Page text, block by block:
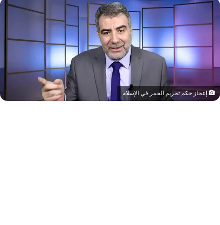
إلكترونيا
إعجاز حكم تحريم الخمر في الإسلام